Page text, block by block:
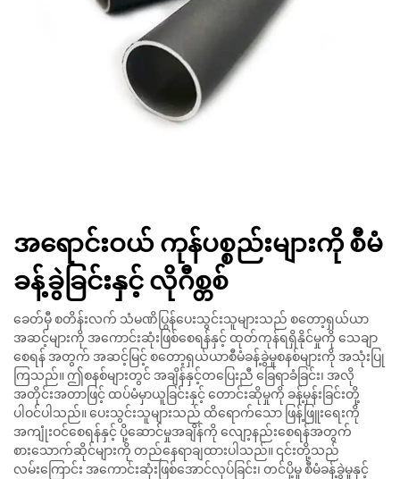
အရောင်းဝယ် ကုန်ပစ္စည်းများကို စီမံ
ခန့်ခွဲခြင်းနှင့် လိုဂီစ္တစ်
ခေတ်မှီ စတိန်းလက် သံမဏိပြွန်ပေးသွင်းသူများသည် စတော့ရှယ်ယာ
အဆင့်များကို အကောင်းဆုံးဖြစ်စေရန်နှင့် ထုတ်ကုန်ရရှိနိုင်မှုကို သေချာ
စေရန် အတွက် အဆင့်မြင့် စတော့ရှယ်ယာစီမံခန့်ခွဲမှုစနစ်များကို အသုံးပြု
ကြသည်။ ဤစနစ်များတွင် အချိန်နှင့်တပြေးညီ ခြေရာခံခြင်း၊ အလို
အတိုင်းအတာဖြင့် ထပ်မံမှာယူခြင်းနှင့် တောင်းဆိုမှုကို ခန့်မှန်းခြင်းတို့
ပါဝင်ပါသည်။ ပေးသွင်းသူများသည် ထိရောက်သော ဖြန့်ဖြူးရေးကို
အကျုံးဝင်စေရန်နှင့် ပို့ဆောင်မှုအချိန်ကို လျော့နည်းစေရန်အတွက်
စားသောက်ဆိုင်များကို တည်နေရာချထားပါသည်။ ၎င်းတို့သည်
လမ်းကြောင်း အကောင်းဆုံးဖြစ်အောင်လုပ်ခြင်း၊ တင်ပို့မှု စီမံခန့်ခွဲမှုနှင့်